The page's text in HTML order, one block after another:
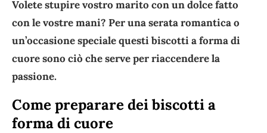
Volete stupire vostro marito con un dolce fatto
con le vostre mani? Per una serata romantica o
un’occasione speciale questi biscotti a forma di
cuore sono ciò che serve per riaccendere la
passione.
Come preparare dei biscotti a
forma di cuore